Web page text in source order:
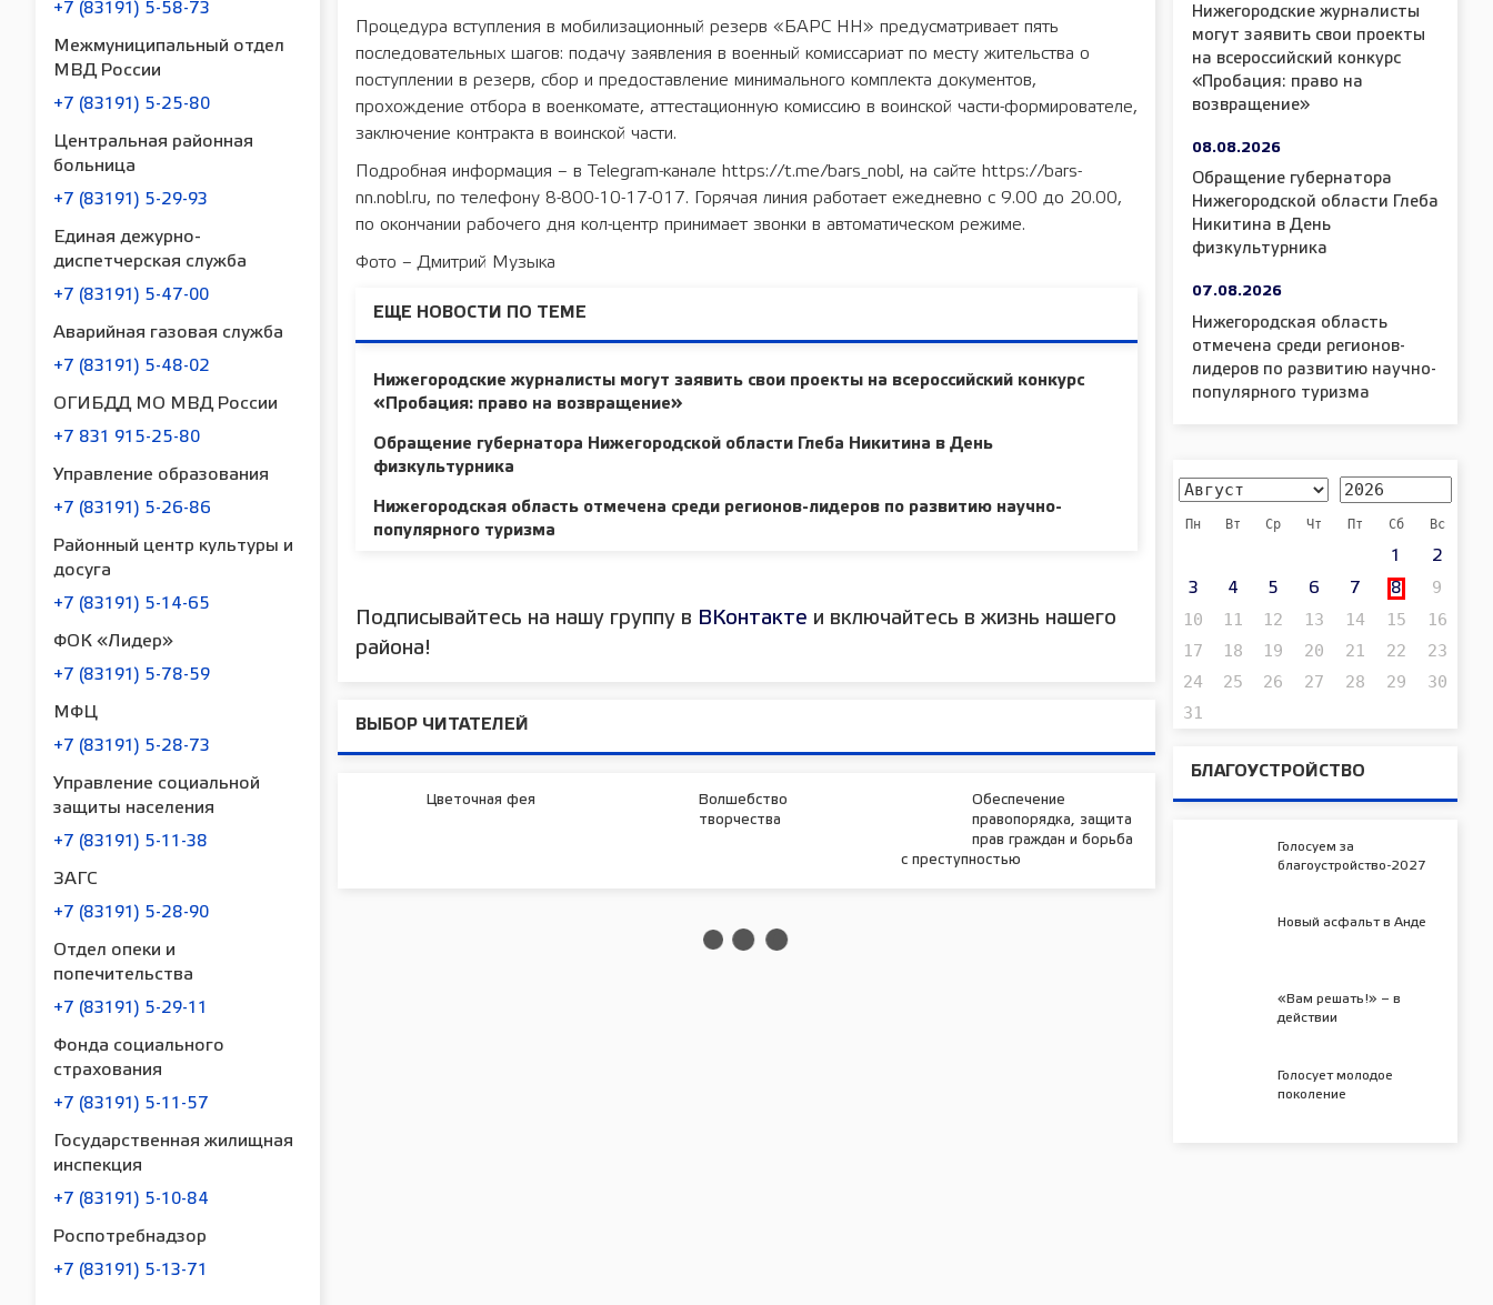
+7 (83191) 5-58-73
Межмуниципальный отдел
МВД России
+7 (83191) 5-25-80
Центральная районная
больница
+7 (83191) 5-29-93
Единая дежурно-
диспетчерская служба
+7 (83191) 5-47-00
Аварийная газовая служба
+7 (83191) 5-48-02
ОГИБДД МО МВД России
+7 831 915-25-80
Управление образования
+7 (83191) 5-26-86
Районный центр культуры и
досуга
+7 (83191) 5-14-65
ФОК «Лидер»
+7 (83191) 5-78-59
МФЦ
+7 (83191) 5-28-73
Управление социальной
защиты населения
+7 (83191) 5-11-38
ЗАГС
+7 (83191) 5-28-90
Отдел опеки и
попечительства
+7 (83191) 5-29-11
Фонда социального
страхования
+7 (83191) 5-11-57
Государственная жилищная
инспекция
+7 (83191) 5-10-84
Роспотребнадзор
+7 (83191) 5-13-71
Процедура вступления в мобилизационный резерв «БАРС НН» предусматривает пять
последовательных шагов: подачу заявления в военный комиссариат по месту жительства о
поступлении в резерв, сбор и предоставление минимального комплекта документов,
прохождение отбора в военкомате, аттестационную комиссию в воинской части-формирователе,
заключение контракта в воинской части.
Подробная информация – в Telegram-канале https://t.me/bars_nobl, на сайте https://bars-
nn.nobl.ru, по телефону 8-800-10-17-017. Горячая линия работает ежедневно с 9.00 до 20.00,
по окончании рабочего дня кол-центр принимает звонки в автоматическом режиме.
Фото – Дмитрий Музыка
ЕЩЕ НОВОСТИ ПО ТЕМЕ
Нижегородские журналисты могут заявить свои проекты на всероссийский конкурс
«Пробация: право на возвращение»
Обращение губернатора Нижегородской области Глеба Никитина в День
физкультурника
Нижегородская область отмечена среди регионов-лидеров по развитию научно-
популярного туризма
Подписывайтесь на нашу группу в ВКонтакте и включайтесь в жизнь нашего
района!
ВЫБОР ЧИТАТЕЛЕЙ
Цветочная фея
Волшебство
творчества
Обеспечение
правопорядка, защита
прав граждан и борьба
с преступностью
Нижегородские журналисты
могут заявить свои проекты
на всероссийский конкурс
«Пробация: право на
возвращение»
08.08.2026
Обращение губернатора
Нижегородской области Глеба
Никитина в День
физкультурника
07.08.2026
Нижегородская область
отмечена среди регионов-
лидеров по развитию научно-
популярного туризма
Пн Вт Ср Чт Пт Сб Вс
1 2
3 4 5 6 7 8
9
10
11 12 13 14 15
16
17
18 19 20 21 22
23
24
25 26 27 28 29
30
31
БЛАГОУСТРОЙСТВО
Голосуем за
благоустройство-2027
Новый асфальт в Анде
«Вам решать!» – в
действии
Голосует молодое
поколение